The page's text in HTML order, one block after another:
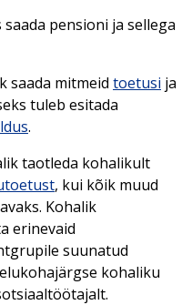
pensioni ja sellega
saada mitmeid toetusi ja
tuleb esitada
.
taotleda kohalikult
, kui kõik muud
Kohalik
erinevaid
suunatud
kohaliku